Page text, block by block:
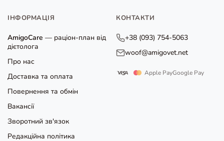
ІНФОРМАЦІЯ
AmigoCare — раціон-план від
дієтолога
Про нас
Доставка та оплата
Повернення та обмін
Вакансії
Зворотний зв'язок
Редакційна політика
КОНТАКТИ
+38 (093) 754-5063
woof@amigovet.net
Apple PayGoogle Pay